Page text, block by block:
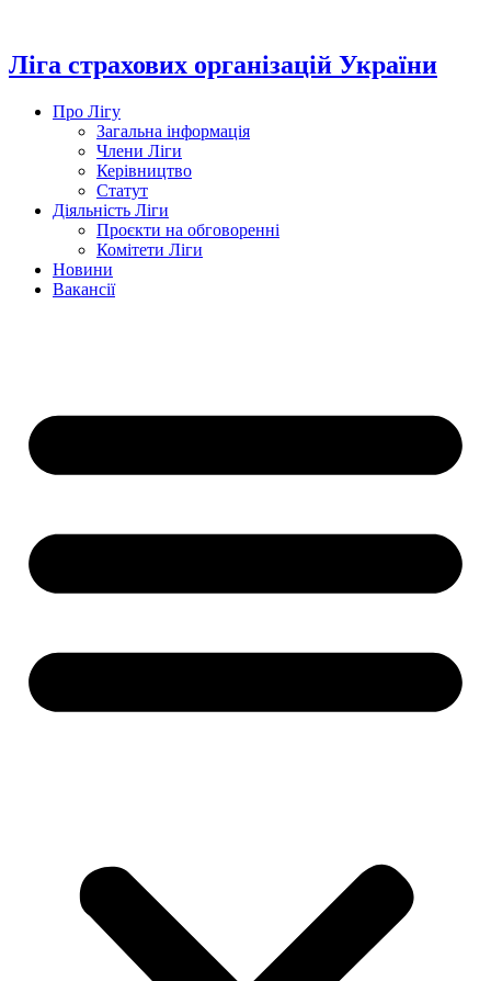
вмісту
Ліга страхових організацій України
Про Лігу
Загальна інформація
Члени Ліги
Керівництво
Статут
Діяльність Ліги
Проєкти на обговоренні
Комітети Ліги
Новини
Вакансії